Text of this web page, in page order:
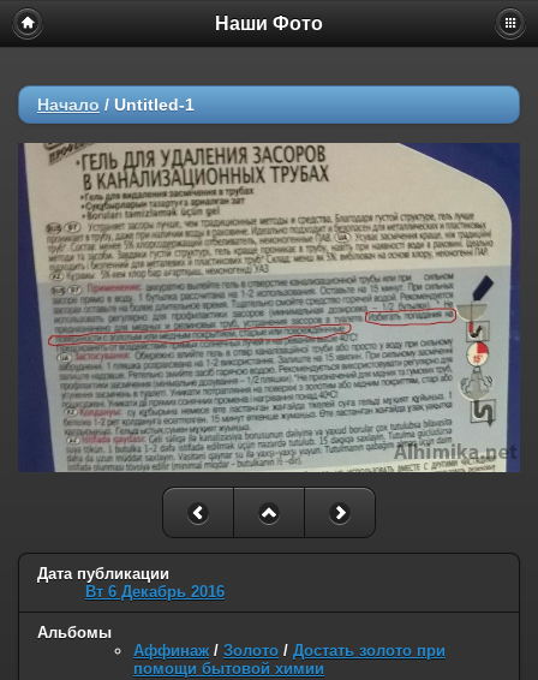
Наши Фото
Начало / Untitled-1
Дата публикации
Вт 6 Декабрь 2016
Альбомы
Аффинаж / Золото / Достать золото при
помощи бытовой химии